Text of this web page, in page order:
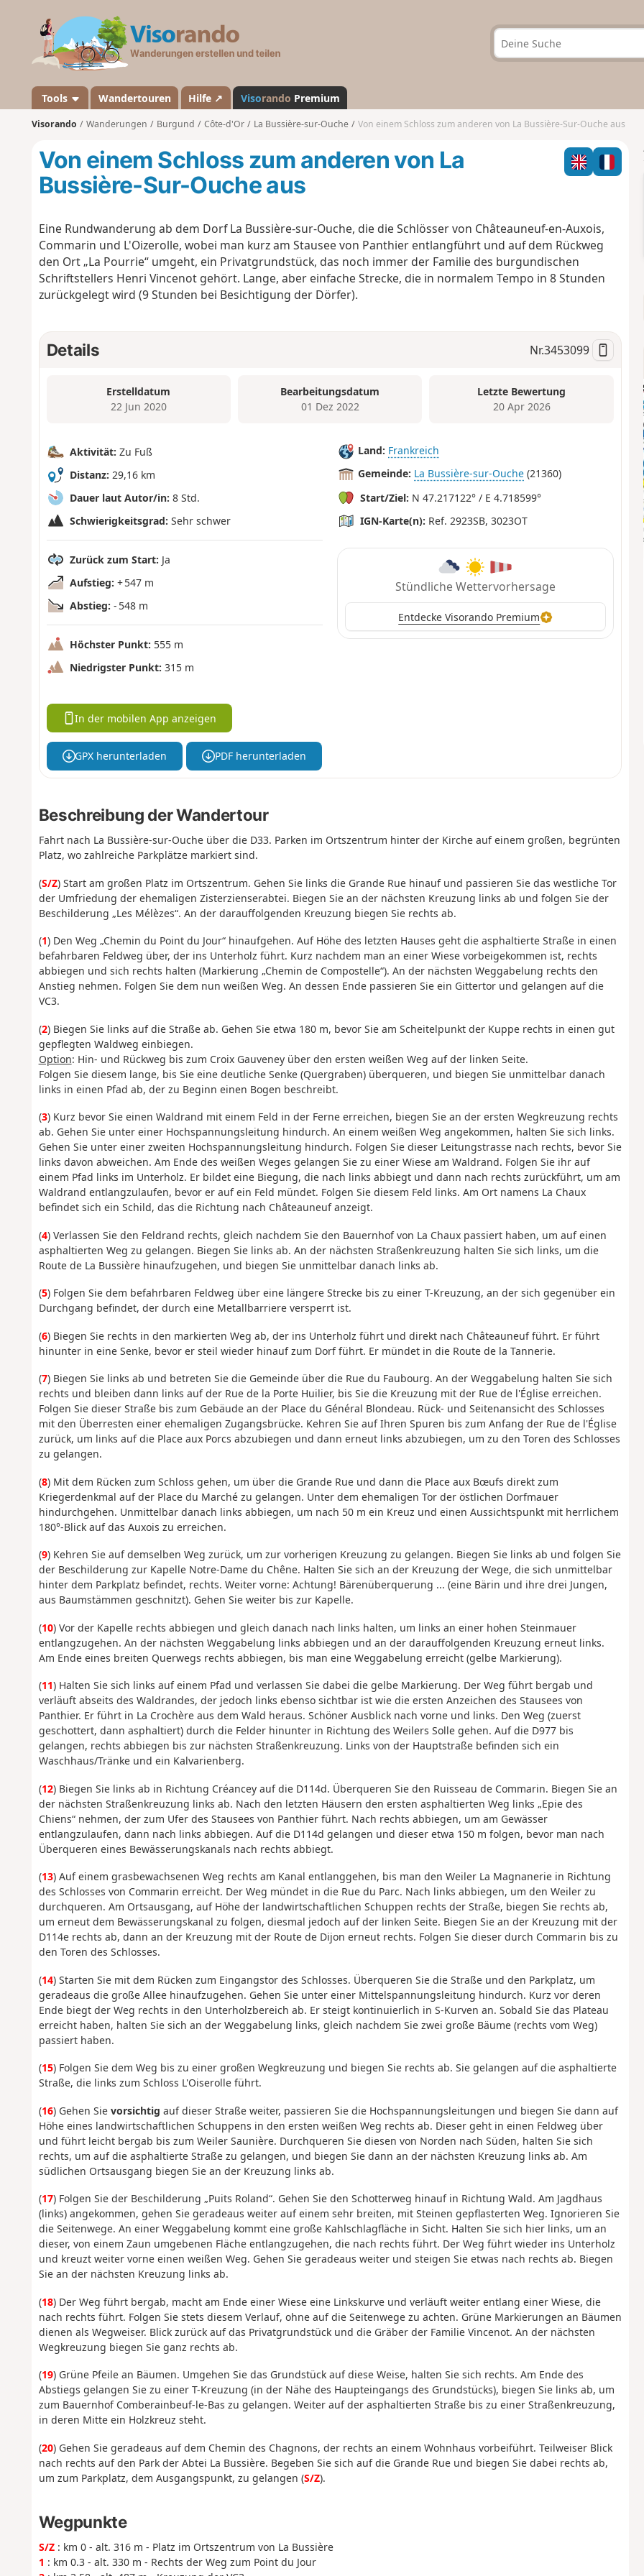
a
n
d
Tools Wandertouren Hilfe ↗ Visorando Premium
Visorando Wanderungen Burgund Côte-d'Or La Bussière-sur-Ouche Von einem Schloss zum anderen von La Bussière-Sur-Ouche aus
Von einem Schloss zum anderen von La
Bussière-Sur-Ouche aus
Eine Rundwanderung ab dem Dorf La Bussière-sur-Ouche, die die Schlösser von Châteauneuf-en-Auxois,
Commarin und L'Oizerolle, wobei man kurz am Stausee von Panthier entlangführt und auf dem Rückweg
den Ort „La Pourrie“ umgeht, ein Privatgrundstück, das noch immer der Familie des burgundischen
Schriftstellers Henri Vincenot gehört. Lange, aber einfache Strecke, die in normalem Tempo in 8 Stunden
zurückgelegt wird (9 Stunden bei Besichtigung der Dörfer).
Details Nr.3453099
Erstelldatum
22 Jun 2020
Bearbeitungsdatum
01 Dez 2022
Letzte Bewertung
20 Apr 2026
Aktivität: Zu Fuß
Distanz: 29,16 km
Dauer laut Autor/in: 8 Std.
Schwierigkeitsgrad: Sehr schwer
Zurück zum Start: Ja
Aufstieg: + 547 m
Abstieg: - 548 m
Höchster Punkt: 555 m
Niedrigster Punkt: 315 m
Land: Frankreich
Gemeinde: La Bussière-sur-Ouche (21360)
Start/Ziel: N 47.217122° / E 4.718599°
IGN-Karte(n): Ref. 2923SB, 3023OT
Stündliche Wettervorhersage
Entdecke Visorando Premium
In der mobilen App anzeigen
GPX herunterladen PDF herunterladen
Beschreibung der Wandertour
Fahrt nach La Bussière-sur-Ouche über die D33. Parken im Ortszentrum hinter der Kirche auf einem großen, begrünten
Platz, wo zahlreiche Parkplätze markiert sind.
(S/Z) Start am großen Platz im Ortszentrum. Gehen Sie links die Grande Rue hinauf und passieren Sie das westliche Tor
der Umfriedung der ehemaligen Zisterzienserabtei. Biegen Sie an der nächsten Kreuzung links ab und folgen Sie der
Beschilderung „Les Mélèzes“. An der darauffolgenden Kreuzung biegen Sie rechts ab.
(1) Den Weg „Chemin du Point du Jour“ hinaufgehen. Auf Höhe des letzten Hauses geht die asphaltierte Straße in einen
befahrbaren Feldweg über, der ins Unterholz führt. Kurz nachdem man an einer Wiese vorbeigekommen ist, rechts
abbiegen und sich rechts halten (Markierung „Chemin de Compostelle“). An der nächsten Weggabelung rechts den
Anstieg nehmen. Folgen Sie dem nun weißen Weg. An dessen Ende passieren Sie ein Gittertor und gelangen auf die
VC3.
(2) Biegen Sie links auf die Straße ab. Gehen Sie etwa 180 m, bevor Sie am Scheitelpunkt der Kuppe rechts in einen gut
gepflegten Waldweg einbiegen.
Option: Hin- und Rückweg bis zum Croix Gauveney über den ersten weißen Weg auf der linken Seite.
Folgen Sie diesem lange, bis Sie eine deutliche Senke (Quergraben) überqueren, und biegen Sie unmittelbar danach
links in einen Pfad ab, der zu Beginn einen Bogen beschreibt.
(3) Kurz bevor Sie einen Waldrand mit einem Feld in der Ferne erreichen, biegen Sie an der ersten Wegkreuzung rechts
ab. Gehen Sie unter einer Hochspannungsleitung hindurch. An einem weißen Weg angekommen, halten Sie sich links.
Gehen Sie unter einer zweiten Hochspannungsleitung hindurch. Folgen Sie dieser Leitungstrasse nach rechts, bevor Sie
links davon abweichen. Am Ende des weißen Weges gelangen Sie zu einer Wiese am Waldrand. Folgen Sie ihr auf
einem Pfad links im Unterholz. Er bildet eine Biegung, die nach links abbiegt und dann nach rechts zurückführt, um am
Waldrand entlangzulaufen, bevor er auf ein Feld mündet. Folgen Sie diesem Feld links. Am Ort namens La Chaux
befindet sich ein Schild, das die Richtung nach Châteauneuf anzeigt.
(4) Verlassen Sie den Feldrand rechts, gleich nachdem Sie den Bauernhof von La Chaux passiert haben, um auf einen
asphaltierten Weg zu gelangen. Biegen Sie links ab. An der nächsten Straßenkreuzung halten Sie sich links, um die
Route de La Bussière hinaufzugehen, und biegen Sie unmittelbar danach links ab.
(5) Folgen Sie dem befahrbaren Feldweg über eine längere Strecke bis zu einer T-Kreuzung, an der sich gegenüber ein
Durchgang befindet, der durch eine Metallbarriere versperrt ist.
(6) Biegen Sie rechts in den markierten Weg ab, der ins Unterholz führt und direkt nach Châteauneuf führt. Er führt
hinunter in eine Senke, bevor er steil wieder hinauf zum Dorf führt. Er mündet in die Route de la Tannerie.
(7) Biegen Sie links ab und betreten Sie die Gemeinde über die Rue du Faubourg. An der Weggabelung halten Sie sich
rechts und bleiben dann links auf der Rue de la Porte Huilier, bis Sie die Kreuzung mit der Rue de l'Église erreichen.
Folgen Sie dieser Straße bis zum Gebäude an der Place du Général Blondeau. Rück- und Seitenansicht des Schlosses
mit den Überresten einer ehemaligen Zugangsbrücke. Kehren Sie auf Ihren Spuren bis zum Anfang der Rue de l'Église
zurück, um links auf die Place aux Porcs abzubiegen und dann erneut links abzubiegen, um zu den Toren des Schlosses
zu gelangen.
(8) Mit dem Rücken zum Schloss gehen, um über die Grande Rue und dann die Place aux Bœufs direkt zum
Kriegerdenkmal auf der Place du Marché zu gelangen. Unter dem ehemaligen Tor der östlichen Dorfmauer
hindurchgehen. Unmittelbar danach links abbiegen, um nach 50 m ein Kreuz und einen Aussichtspunkt mit herrlichem
180°-Blick auf das Auxois zu erreichen.
(9) Kehren Sie auf demselben Weg zurück, um zur vorherigen Kreuzung zu gelangen. Biegen Sie links ab und folgen Sie
der Beschilderung zur Kapelle Notre-Dame du Chêne. Halten Sie sich an der Kreuzung der Wege, die sich unmittelbar
hinter dem Parkplatz befindet, rechts. Weiter vorne: Achtung! Bärenüberquerung ... (eine Bärin und ihre drei Jungen,
aus Baumstämmen geschnitzt). Gehen Sie weiter bis zur Kapelle.
(10) Vor der Kapelle rechts abbiegen und gleich danach nach links halten, um links an einer hohen Steinmauer
entlangzugehen. An der nächsten Weggabelung links abbiegen und an der darauffolgenden Kreuzung erneut links.
Am Ende eines breiten Querwegs rechts abbiegen, bis man eine Weggabelung erreicht (gelbe Markierung).
(11) Halten Sie sich links auf einem Pfad und verlassen Sie dabei die gelbe Markierung. Der Weg führt bergab und
verläuft abseits des Waldrandes, der jedoch links ebenso sichtbar ist wie die ersten Anzeichen des Stausees von
Panthier. Er führt in La Crochère aus dem Wald heraus. Schöner Ausblick nach vorne und links. Den Weg (zuerst
geschottert, dann asphaltiert) durch die Felder hinunter in Richtung des Weilers Solle gehen. Auf die D977 bis
gelangen, rechts abbiegen bis zur nächsten Straßenkreuzung. Links von der Hauptstraße befinden sich ein
Waschhaus/Tränke und ein Kalvarienberg.
(12) Biegen Sie links ab in Richtung Créancey auf die D114d. Überqueren Sie den Ruisseau de Commarin. Biegen Sie an
der nächsten Straßenkreuzung links ab. Nach den letzten Häusern den ersten asphaltierten Weg links „Epie des
Chiens“ nehmen, der zum Ufer des Stausees von Panthier führt. Nach rechts abbiegen, um am Gewässer
entlangzulaufen, dann nach links abbiegen. Auf die D114d gelangen und dieser etwa 150 m folgen, bevor man nach
Überqueren eines Bewässerungskanals nach rechts abbiegt.
(13) Auf einem grasbewachsenen Weg rechts am Kanal entlanggehen, bis man den Weiler La Magnanerie in Richtung
des Schlosses von Commarin erreicht. Der Weg mündet in die Rue du Parc. Nach links abbiegen, um den Weiler zu
durchqueren. Am Ortsausgang, auf Höhe der landwirtschaftlichen Schuppen rechts der Straße, biegen Sie rechts ab,
um erneut dem Bewässerungskanal zu folgen, diesmal jedoch auf der linken Seite. Biegen Sie an der Kreuzung mit der
D114e rechts ab, dann an der Kreuzung mit der Route de Dijon erneut rechts. Folgen Sie dieser durch Commarin bis zu
den Toren des Schlosses.
(14) Starten Sie mit dem Rücken zum Eingangstor des Schlosses. Überqueren Sie die Straße und den Parkplatz, um
geradeaus die große Allee hinaufzugehen. Gehen Sie unter einer Mittelspannungsleitung hindurch. Kurz vor deren
Ende biegt der Weg rechts in den Unterholzbereich ab. Er steigt kontinuierlich in S-Kurven an. Sobald Sie das Plateau
erreicht haben, halten Sie sich an der Weggabelung links, gleich nachdem Sie zwei große Bäume (rechts vom Weg)
passiert haben.
(15) Folgen Sie dem Weg bis zu einer großen Wegkreuzung und biegen Sie rechts ab. Sie gelangen auf die asphaltierte
Straße, die links zum Schloss L'Oiserolle führt.
(16) Gehen Sie vorsichtig auf dieser Straße weiter, passieren Sie die Hochspannungsleitungen und biegen Sie dann auf
Höhe eines landwirtschaftlichen Schuppens in den ersten weißen Weg rechts ab. Dieser geht in einen Feldweg über
und führt leicht bergab bis zum Weiler Saunière. Durchqueren Sie diesen von Norden nach Süden, halten Sie sich
rechts, um auf die asphaltierte Straße zu gelangen, und biegen Sie dann an der nächsten Kreuzung links ab. Am
südlichen Ortsausgang biegen Sie an der Kreuzung links ab.
(17) Folgen Sie der Beschilderung „Puits Roland“. Gehen Sie den Schotterweg hinauf in Richtung Wald. Am Jagdhaus
(links) angekommen, gehen Sie geradeaus weiter auf einem sehr breiten, mit Steinen gepflasterten Weg. Ignorieren Sie
die Seitenwege. An einer Weggabelung kommt eine große Kahlschlagfläche in Sicht. Halten Sie sich hier links, um an
dieser, von einem Zaun umgebenen Fläche entlangzugehen, die nach rechts führt. Der Weg führt wieder ins Unterholz
und kreuzt weiter vorne einen weißen Weg. Gehen Sie geradeaus weiter und steigen Sie etwas nach rechts ab. Biegen
Sie an der nächsten Kreuzung links ab.
(18) Der Weg führt bergab, macht am Ende einer Wiese eine Linkskurve und verläuft weiter entlang einer Wiese, die
nach rechts führt. Folgen Sie stets diesem Verlauf, ohne auf die Seitenwege zu achten. Grüne Markierungen an Bäumen
dienen als Wegweiser. Blick zurück auf das Privatgrundstück und die Gräber der Familie Vincenot. An der nächsten
Wegkreuzung biegen Sie ganz rechts ab.
(19) Grüne Pfeile an Bäumen. Umgehen Sie das Grundstück auf diese Weise, halten Sie sich rechts. Am Ende des
Abstiegs gelangen Sie zu einer T-Kreuzung (in der Nähe des Haupteingangs des Grundstücks), biegen Sie links ab, um
zum Bauernhof Comberainbeuf-le-Bas zu gelangen. Weiter auf der asphaltierten Straße bis zu einer Straßenkreuzung,
in deren Mitte ein Holzkreuz steht.
(20) Gehen Sie geradeaus auf dem Chemin des Chagnons, der rechts an einem Wohnhaus vorbeiführt. Teilweiser Blick
nach rechts auf den Park der Abtei La Bussière. Begeben Sie sich auf die Grande Rue und biegen Sie dabei rechts ab,
um zum Parkplatz, dem Ausgangspunkt, zu gelangen (S/Z).
Wegpunkte
S/Z: km 0 - alt. 316 m - Platz im Ortszentrum von La Bussière
1 : km 0.3 - alt. 330 m - Rechts der Weg zum Point du Jour